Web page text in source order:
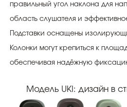
правильный угол наклона для
область слушателя и
Подставки оснащены
Колонки могут крепиться к
обеспечивая надёжную
Модель UKI: дизайн в